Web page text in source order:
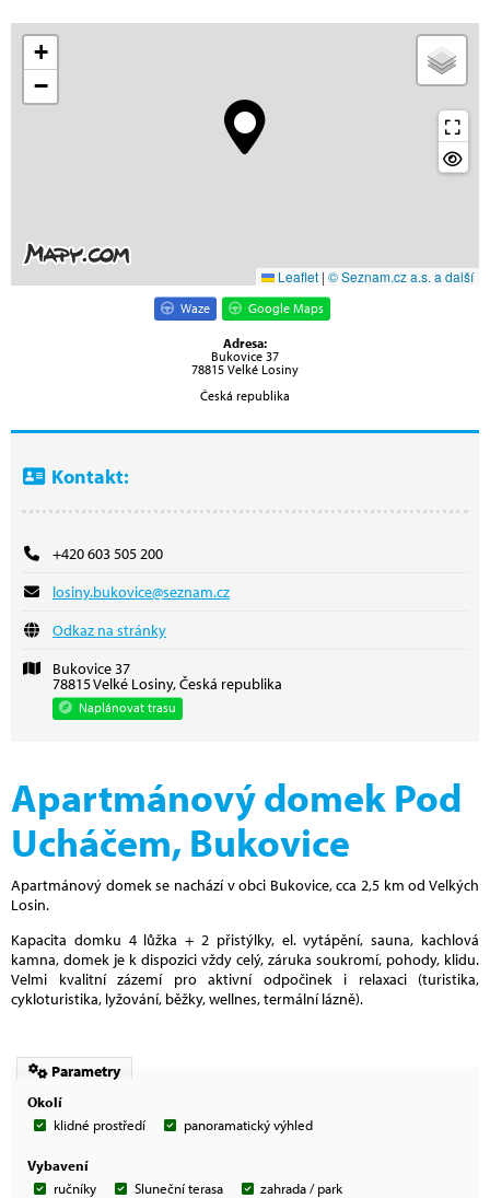
+
−
Leaflet | © Seznam.cz a.s. a další
Waze Google Maps
Adresa:
Bukovice 37
78815 Velké Losiny
Česká republika
Kontakt:
+420 603 505 200
losiny.bukovice@seznam.cz
Odkaz na stránky
Bukovice 37
78815 Velké Losiny, Česká republika
Naplánovat trasu
Apartmánový domek Pod
Ucháčem, Bukovice
Apartmánový domek se nachází v obci Bukovice, cca 2,5 km od Velkých
Losin.
Kapacita domku 4 lůžka + 2 přistýlky, el. vytápění, sauna, kachlová
kamna, domek je k dispozici vždy celý, záruka soukromí, pohody, klidu.
Velmi kvalitní zázemí pro aktivní odpočinek i relaxaci (turistika,
cykloturistika, lyžování, běžky, wellnes, termální lázně).
Parametry
Okolí
klidné prostředí
panoramatický výhled
Vybavení
ručníky
Sluneční terasa zahrada / park